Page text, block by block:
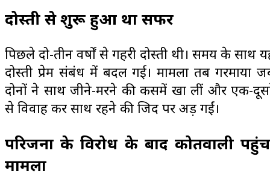
दोस्ती से शुरू हुआ था सफर
पिछले दो-तीन वर्षों से गहरी दोस्ती थी। समय के साथ
दोस्ती प्रेम संबंध में बदल गई। मामला तब गरमाया
दोनों ने साथ जीने-मरने की कसमें खा लीं और एक-
से विवाह कर साथ रहने की जिद पर अड़ गईं।
परिजनों के विरोध के बाद कोतवाली
मामला